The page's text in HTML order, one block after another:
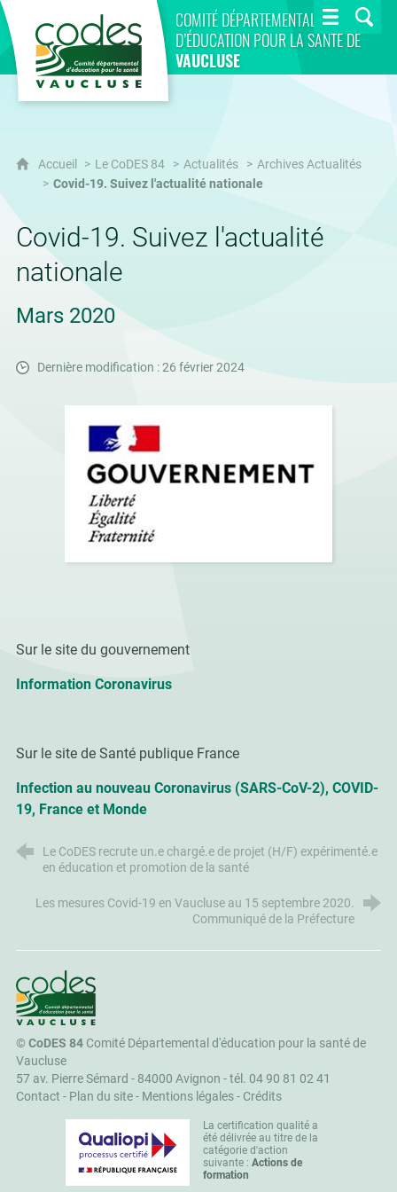
COMITÉ DÉPARTEMENTAL
D’ÉDUCATION POUR LA SANTÉ DE
VAUCLUSE
CoDES 84
Accueil Le CoDES 84 Actualités
Archives Actualités
Covid-19. Suivez l'actualité nationale
Covid-19. Suivez l'actualité
nationale
Mars 2020
Dernière modification : 26 février 2024
Sur le site du gouvernement
Information Coronavirus
Sur le site de Santé publique France
Infection au nouveau Coronavirus (SARS-CoV-2), COVID-
19, France et Monde
Le CoDES recrute un.e chargé.e de projet (H/F) expérimenté.e
en éducation et promotion de la santé
Les mesures Covid-19 en Vaucluse au 15 septembre 2020.
Communiqué de la Préfecture
CoDES 84
©CoDES 84Comité Départemental d'éducation pour la santé de
Vaucluse
57 av. Pierre Sémard - 84000 Avignon -tél. 04 90 81 02 41
Contact - Plan du site- Mentions légales- Crédits
La certification qualité a
été délivrée au titre de la
catégorie d'action
suivante : Actions de
formation